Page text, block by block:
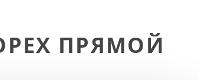
ПРЯМОЙ